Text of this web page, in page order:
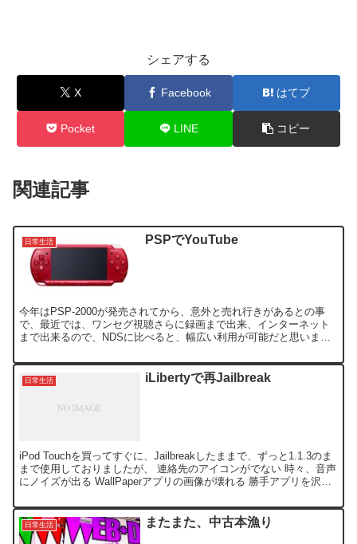
シェアする
X Facebook はてブ
Pocket LINE コピー
関連記事
日常生活 PSPでYouTube
今年はPSP-2000が発売されてから、意外と売れ行きがあるとの事
で、最近では、ワンセグ視聴さらに録画まで出来、インターネット
まで出来るので、NDSに比べると、幅広い利用が可能だと思いま
日常生活 iLibertyで再Jailbreak
iPod Touchを買ってすぐに、Jailbreakしたままで、ずっと1.1.3のま
まで使用しておりましたが、 連絡先のアイコンがでない 時々、音声
にノイズが出る WallPaperアプリの画像が壊れる 勝手アプリを沢山
日常生活 またまた、中古本漁り